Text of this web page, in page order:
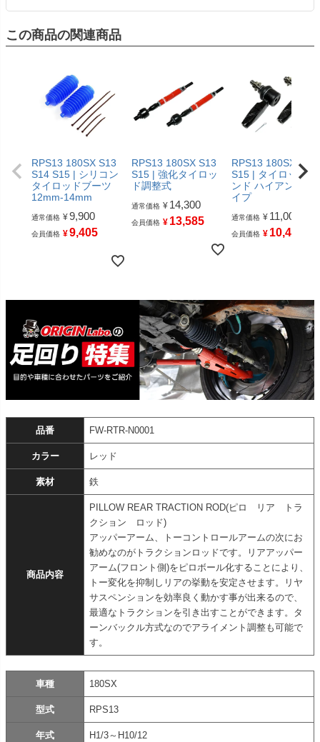
この商品の関連商品
RPS13 180SX S13
S14 S15 | シリコン
タイロッドブーツ
12mm-14mm
通常価格 ¥9,900
会員価格 ¥9,405
RPS13 180SX S13
S15 | 強化タイロッ
ド調整式
通常価格 ¥ 14,300
会員価格 ¥ 13,585
RPS13 180SX S13
S15 | タイロッドエ
ンド ハイアングル
イプ
通常価格 ¥ 11,000
会員価格 ¥ 10,450
品番 FW-RTR-N0001
カラー レッド
素材 鉄
商品内容
PILLOW REAR TRACTION ROD(ピロ リア トラ
クション ロッド)
アッパーアーム、トーコントロールアームの次にお
勧めなのがトラクションロッドです。リアアッパー
アーム(フロント側)をピロボール化することにより、
トー変化を抑制しリアの挙動を安定させます。リヤ
サスペンションを効率良く動かす事が出来るので、
最適なトラクションを引き出すことができます。タ
ーンバックル方式なのでアライメント調整も可能で
す。
車種 180SX
型式 RPS13
年式 H1/3～H10/12